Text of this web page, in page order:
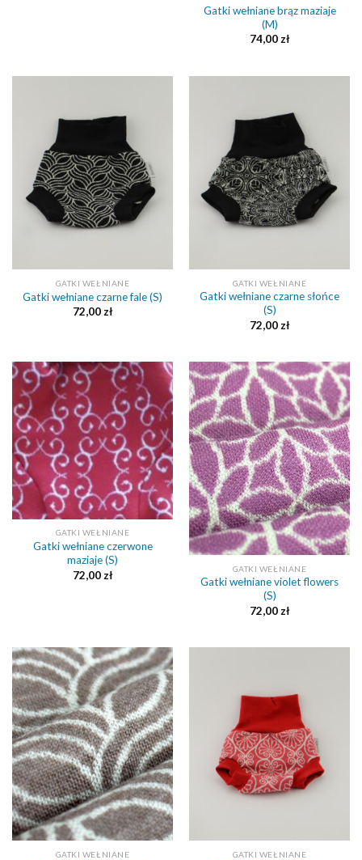
Gatki wełniane brąz maziaje
(M)
74,00zł
GATKI WEŁNIANE
Gatki wełniane czarne fale (S)
72,00zł
GATKI WEŁNIANE
Gatki wełniane czarne słońce
(S)
72,00 zł
GATKI WEŁNIANE
Gatki wełniane czerwone
maziaje (S)
72,00 zł GATKI WEŁNIANE
Gatki wełniane violet flowers
(S)
72,00 zł
GATKI WEŁNIANE GATKI WEŁNIANE